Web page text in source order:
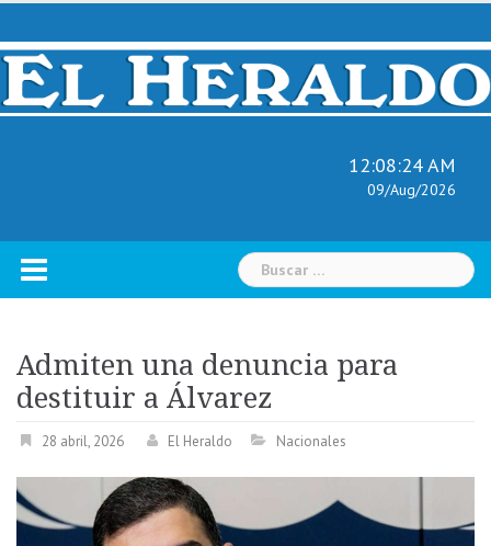
Skip
content
12:08:25 AM
09/Aug/2026
Buscar:
Admiten una denuncia para
destituir a Álvarez
28 abril, 2026 El Heraldo Nacionales